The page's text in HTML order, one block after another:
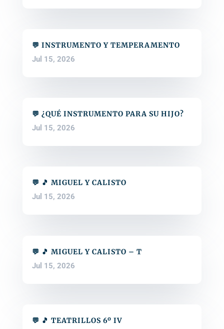
💬 INSTRUMENTO Y TEMPERAMENTO
Jul 15, 2026
💬 ¿QUÉ INSTRUMENTO PARA SU HIJO?
Jul 15, 2026
💬 🎵 MIGUEL Y CALISTO
Jul 15, 2026
💬 🎵 MIGUEL Y CALISTO – T
Jul 15, 2026
💬 🎵 TEATRILLOS 6º IV